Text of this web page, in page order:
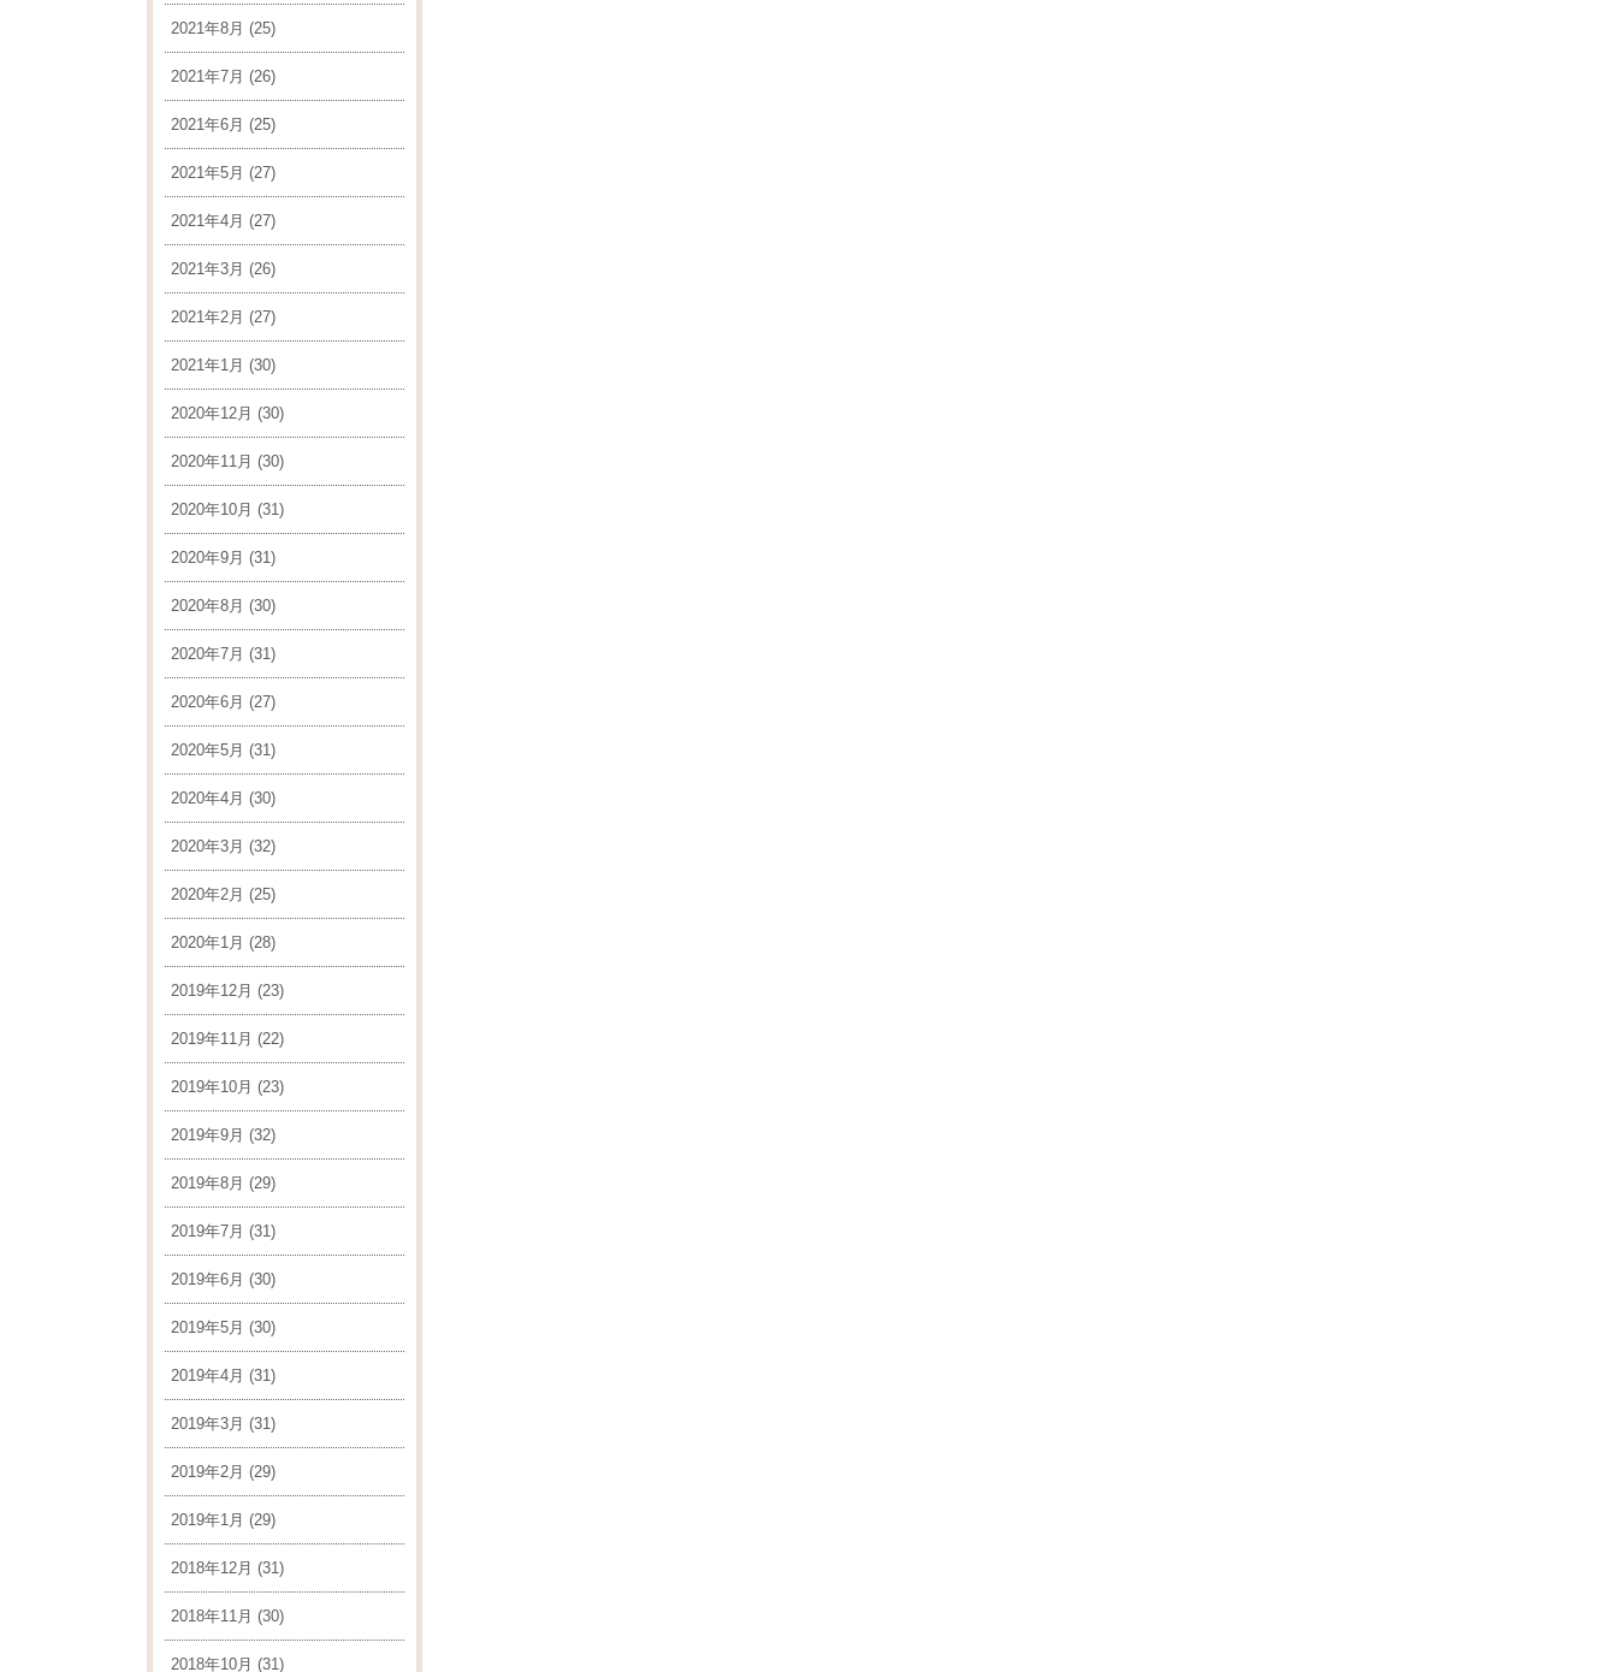
2021年8月 (25)
2021年7月 (26)
2021年6月 (25)
2021年5月 (27)
2021年4月 (27)
2021年3月 (26)
2021年2月 (27)
2021年1月 (30)
2020年12月 (30)
2020年11月 (30)
2020年10月 (31)
2020年9月 (31)
2020年8月 (30)
2020年7月 (31)
2020年6月 (27)
2020年5月 (31)
2020年4月 (30)
2020年3月 (32)
2020年2月 (25)
2020年1月 (28)
2019年12月 (23)
2019年11月 (22)
2019年10月 (23)
2019年9月 (32)
2019年8月 (29)
2019年7月 (31)
2019年6月 (30)
2019年5月 (30)
2019年4月 (31)
2019年3月 (31)
2019年2月 (29)
2019年1月 (29)
2018年12月 (31)
2018年11月 (30)
2018年10月 (31)